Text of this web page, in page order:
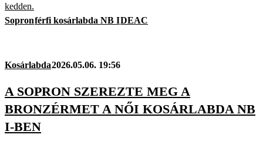
kedden.
Sopronférfi kosárlabda NB IDEAC
Kosárlabda2026.05.06. 19:56
A SOPRON SZEREZTE MEG A
BRONZÉRMET A NŐI KOSÁRLABDA NB
I-BEN